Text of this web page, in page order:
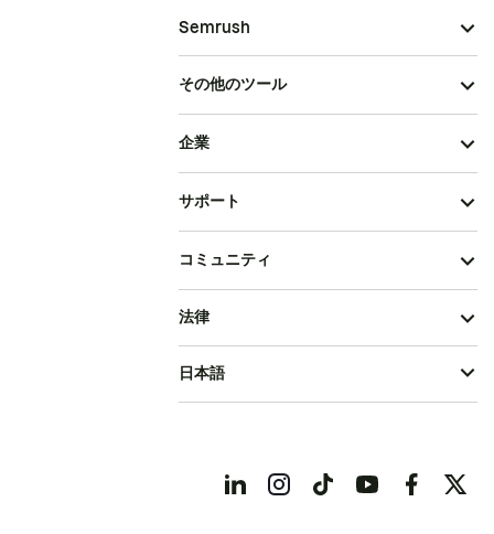
Semrush
その他のツール
企業
サポート
コミュニティ
法律
日本語